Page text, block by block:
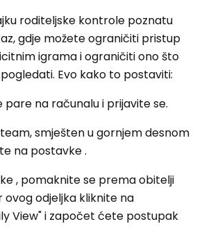
roditeljske kontrole poznatu
gdje možete ograničiti pristup
igrama i ograničiti ono što
Evo kako to postaviti:
pare na računalu i prijavite se.
smješten u gornjem desnom
na postavke .
, pomaknite se prema obitelji
ovog odjeljka kliknite na
View" i započet ćete postupak